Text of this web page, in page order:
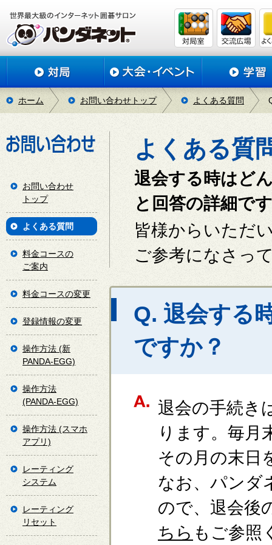
ホーム お問い合わせトップ よくある質問
よくある質
退会する時はど
と回答の詳細で
皆様からいただ
ご参考になさっ
Q. 退会する
ですか？
退会の手続き
ります。毎月
その月の末日
なお、パンダ
ので、退会後
ちら もご参照
お問い合わせ
トップ
よくある質問
料金コースの
ご案内
料金コースの変更
登録情報の変更
操作方法 (新
PANDA-EGG)
操作方法
(PANDA-EGG)
操作方法 (スマホ
アプリ)
レーティング
システム
レーティング
リセット